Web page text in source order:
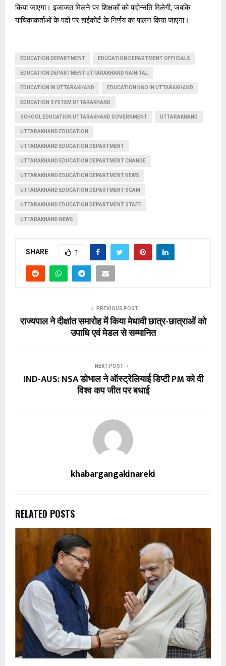
किया जाएगा। इजाजत मिलने पर शिक्षकों को पदोन्नति मिलेगी, जबकि
याचिकाकर्ताओं के पदों पर हाईकोर्ट के निर्णय का पालन किया जाएगा।
EDUCATION DEPARTMENT EDUCATION DEPARTMENT OFFICIALS
EDUCATION DEPARTMENT UTTARAKHAND NAINITAL
EDUCATION IN UTTARAKHAND EDUCATION NGO IN UTTARAKHAND
EDUCATION SYSTEM UTTARAKHAND
SCHOOL EDUCATION UTTARAKHAND GOVERNMENT UTTARAKHAND
UTTARAKHAND EDUCATION
UTTARAKHAND EDUCATION DEPARTMENT
UTTARAKHAND EDUCATION DEPARTMENT CHANGE
UTTARAKHAND EDUCATION DEPARTMENT NEWS
UTTARAKHAND EDUCATION DEPARTMENT SCAM
UTTARAKHAND EDUCATION DEPARTMENT STAFF
UTTARAKHAND NEWS
SHARE 1
PREVIOUS POST
राज्यपाल ने दीक्षांत समारोह में किया मेधावी छात्र-छात्राओं को
उपाधि एवं मेडल से सम्मानित
NEXT POST
IND-AUS: NSA डोभाल ने ऑस्ट्रेलियाई डिप्टी PM को दी
विश्व कप जीत पर बधाई
khabargangakinareki
RELATED POSTS